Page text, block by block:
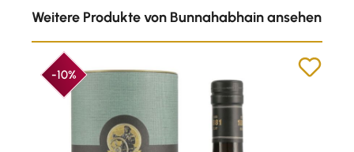
Weitere Produkte von Bunnahabhain ansehen
-10%